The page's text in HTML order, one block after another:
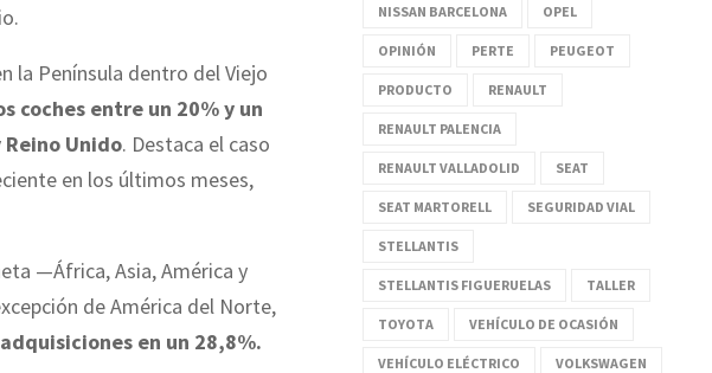
la Península dentro del Viejo
coches entre un 20% y un
Unido. Destaca el caso
en los últimos meses,
—África, Asia, América y
de América del Norte,
en un 28,8%.
NISSAN BARCELONA OPEL
OPINIÓN PERTE PEUGEOT
PRODUCTO RENAULT
RENAULT PALENCIA
RENAULT VALLADOLID SEAT
SEAT MARTORELL SEGURIDAD VIAL
STELLANTIS
STELLANTIS FIGUERUELAS TALLER
TOYOTA VEHÍCULO DE OCASIÓN
VEHÍCULO ELÉCTRICO VOLKSWAGEN